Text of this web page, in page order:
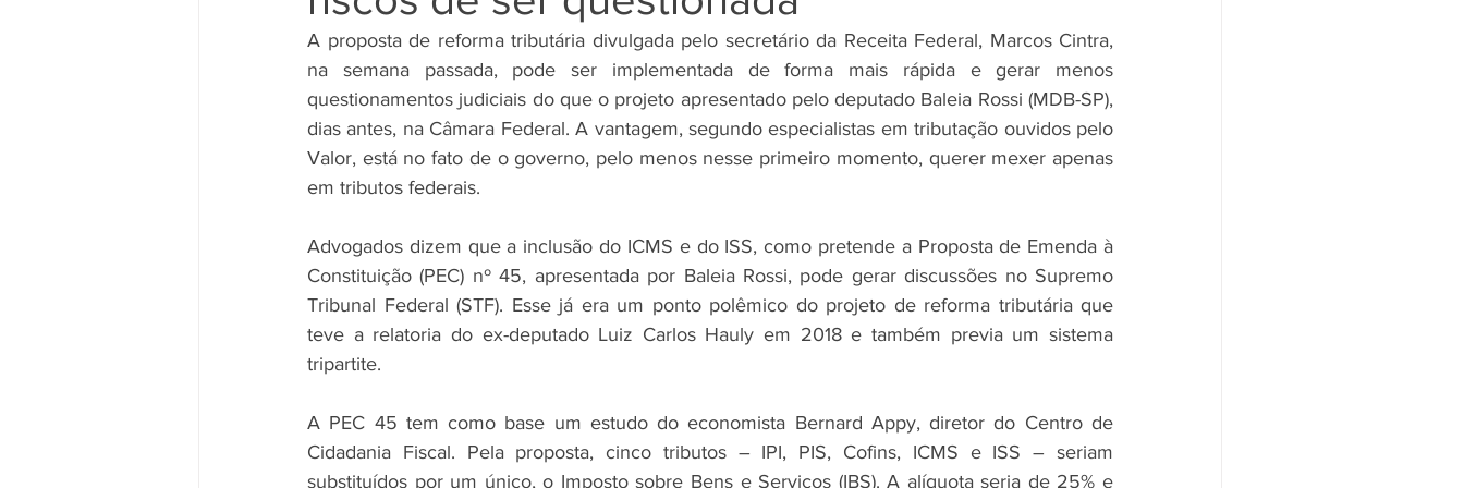
A proposta de reforma tributária divulgada pelo secretário da Receita Federal, Marcos Cintra,
na semana passada, pode ser implementada de forma mais rápida e gerar menos
questionamentos judiciais do que o projeto apresentado pelo deputado Baleia Rossi (MDB-SP),
dias antes, na Câmara Federal. A vantagem, segundo especialistas em tributação ouvidos pelo
Valor, está no fato de o governo, pelo menos nesse primeiro momento, querer mexer apenas
em tributos federais.
Advogados dizem que a inclusão do ICMS e do ISS, como pretende a Proposta de Emenda à
Constituição (PEC) nº 45, apresentada por Baleia Rossi, pode gerar discussões no Supremo
Tribunal Federal (STF). Esse já era um ponto polêmico do projeto de reforma tributária que
teve a relatoria do ex-deputado Luiz Carlos Hauly em 2018 e também previa um sistema
tripartite.
A PEC 45 tem como base um estudo do economista Bernard Appy, diretor do Centro de
Cidadania Fiscal. Pela proposta, cinco tributos – IPI, PIS, Cofins, ICMS e ISS – seriam
substituídos por um único, o Imposto sobre Bens e Serviços (IBS). A alíquota seria de 25% e